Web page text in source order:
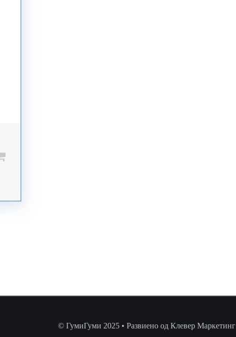
© ГумиГуми 2025 • Развиено од Клевер Маркетинг